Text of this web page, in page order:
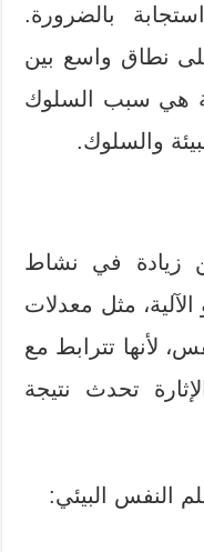
بالضرورة.
نطاق واسع بين
هي سبب السلوك
والسلوك.
زيادة في نشاط
الآلية، مثل معدلات
لأنها تترابط مع
تحدث نتيجة
النفس البيئي: